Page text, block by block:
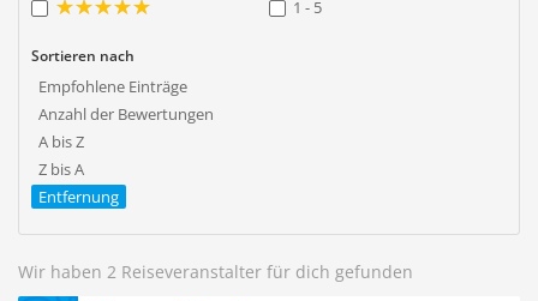
1 - 5
Sortieren nach
Empfohlene Einträge
Anzahl der Bewertungen
A bis Z
Z bis A
Entfernung
Wir haben 2 Reiseveranstalter für dich gefunden